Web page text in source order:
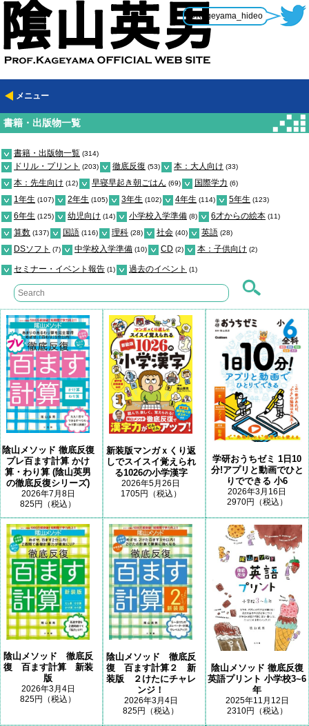
@Kageyama_hideo
メニュー
書籍・出版物一覧
書籍・出版物一覧 (314)
ドリル・プリント (203) 徹底反復 (53) 本：大人向け (33)
本：先生向け (12) 早寝早起き朝ごはん (69) 国際学力 (6)
1年生 (107) 2年生 (105) 3年生 (102) 4年生 (114) 5年生 (123)
6年生 (125) 幼児向け (14) 小学校入学準備 (8) 6才からの絵本 (11)
算数 (137) 国語 (116) 理科 (28) 社会 (40) 英語 (28)
DSソフト (7) 中学校入学準備 (10) CD (2) 本：子供向け (2)
セミナー・イベント報告 (1) 過去のイベント (1)
陰山メソッド 徹底反復
プレ百ます計算 かけ
算・わり算 (陰山英男
の徹底反復シリーズ)
2026年7月8日
825円（税込）
新装版マンガｘくり返
しでスイスイ覚えられ
る1026の小学漢字
2026年5月26日
1705円（税込）
学研おうちゼミ 1日10
分!アプリと動画でひと
りでできる 小6
2026年3月16日
2970円（税込）
陰山メソッド 徹底反
復 百ます計算 新装
版
2026年3月4日
825円（税込）
陰山メソッド 徹底反
復 百ます計算２ 新
装版 ２けたにチャレ
ンジ！
2026年3月4日
825円（税込）
陰山メソッド 徹底反復
英語プリント 小学校3~6
年
2025年11月12日
2310円（税込）